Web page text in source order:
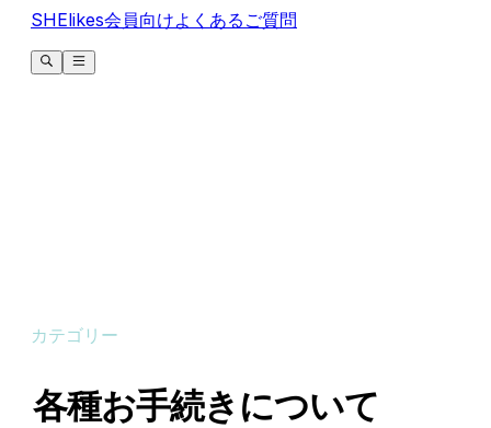
SHElikes会員向けよくあるご質問
カテゴリー
各種お手続きについて